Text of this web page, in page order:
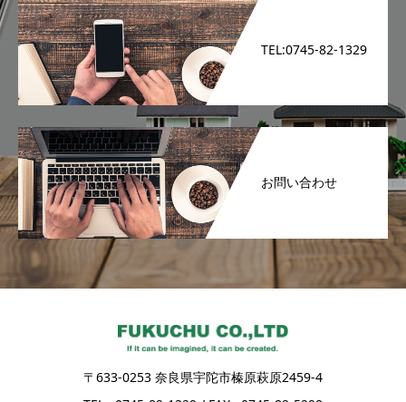
TEL:0745-82-1329
お問い合わせ
〒633-0253 奈良県宇陀市榛原萩原2459-4